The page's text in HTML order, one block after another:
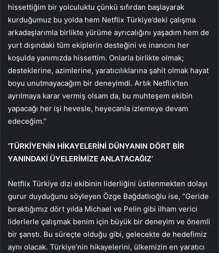
hissettiğim bir yolculuktu çünkü sıfırdan başlayarak
kurduğumuz bu yolda hem Netflix Türkiye’deki çalışma
arkadaşlarımla birlikte yürüme ayrıcalığını yaşadım hem de
yurt dışındaki tüm ekiplerin desteğini ve inancını her
koşulda yanımızda hissettim. Onlarla birlikte olmak;
desteklerine, azimlerine, yaratıcılıklarına şahit olmak hayat
boyu unutmayacağım bir deneyimdi. Artık Netflix’ten
ayrılmaya karar vermiş olsam da, bu muhteşem ekibin
yapacağı her işi hevesle, heyecanla izlemeye devam
edeceğim.”
‘TÜRKİYE’NİN HİKAYELERİNİ DÜNYANIN DÖRT BİR
YANINDAKİ ÜYELERİMİZE ANLATACAĞIZ’
Netflix Türkiye dizi ekibinin liderliğini üstlenmekten dolayı
gurur duyduğunu söyleyen Özge Bağdatlıoğlu ise, “Geride
bıraktığımız dört yılda Michael ve Pelin gibi ilham verici
liderlerle çalışmak benim için büyük bir deneyim ve önemli
bir şanstı. Bu süreçte olduğu gibi, gelecekte de hedefimiz
aynı olacak. Türkiye’nin hikayelerini, ülkemizin en yaratıcı